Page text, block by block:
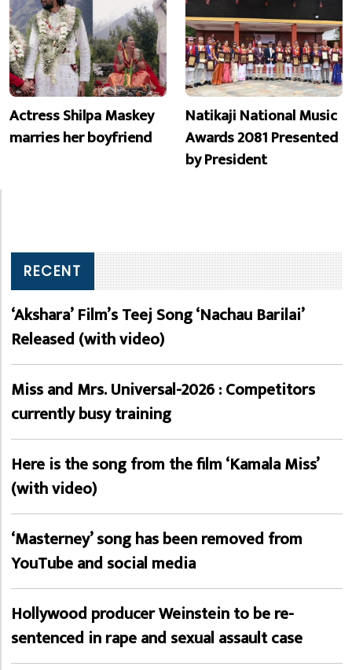
Actress Shilpa Maskey
marries her boyfriend
Natikaji National Music
Awards 2081 Presented
by President
RECENT
‘Akshara’ Film’s Teej Song ‘Nachau Barilai’
Released (with video)
Miss and Mrs. Universal-2026 : Competitors
currently busy training
Here is the song from the film ‘Kamala Miss’
(with video)
‘Masterney’ song has been removed from
YouTube and social media
Hollywood producer Weinstein to be re-
sentenced in rape and sexual assault case